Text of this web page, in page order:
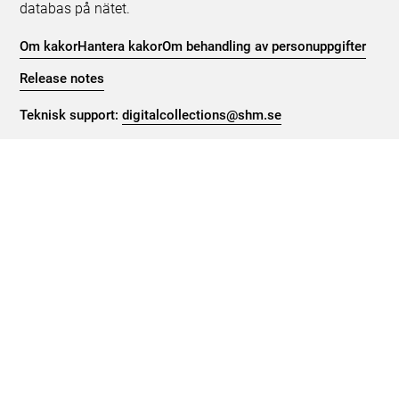
databas på nätet.
Om kakorHantera kakorOm behandling av personuppgifter
Release notes
Teknisk support:digitalcollections@shm.se